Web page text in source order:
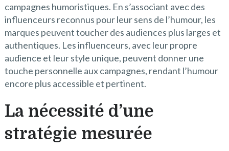
campagnes humoristiques. En s’associant avec des
influenceurs reconnus pour leur sens de l’humour, les
marques peuvent toucher des audiences plus larges et
authentiques. Les influenceurs, avec leur propre
audience et leur style unique, peuvent donner une
touche personnelle aux campagnes, rendant l’humour
encore plus accessible et pertinent.
La nécessité d’une
stratégie mesurée